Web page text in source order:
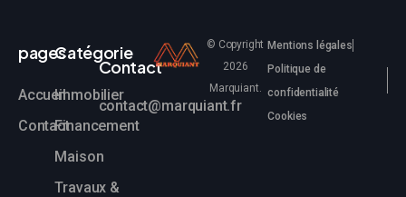
pages
Accueil
Contact
Catégorie
Immobilier
Financement
Maison
Travaux &
Contact
contact@marquiant.fr
© Copyright
2026
Marquiant.
Mentions légales
Politique de
confidentialité
Cookies